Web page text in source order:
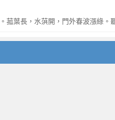
菰葉長，水葓開，門外春波漲綠。